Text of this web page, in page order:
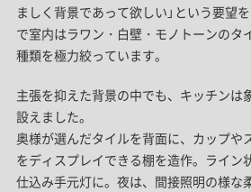
ましく背景であって欲しい」という要望
で室内はラワン・白壁・モノトーンのタ
種類を極力絞っています。
主張を抑えた背景の中でも、キッチンは
設えました。
奥様が選んだタイルを背面に、カップや
をディスプレイできる棚を造作。ライン
仕込み手元灯に。夜は、間接照明の様な